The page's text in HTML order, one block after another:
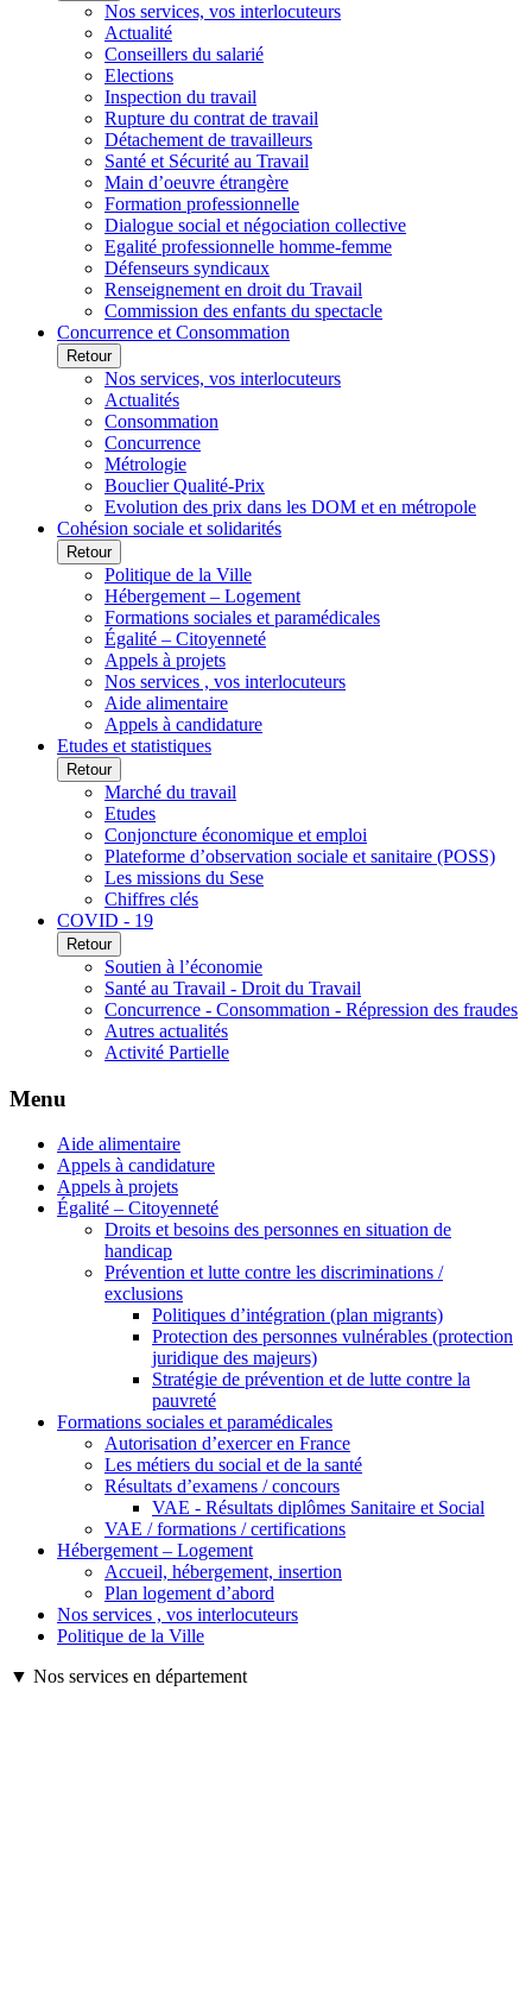
Nos services, vos interlocuteurs
Actualité
Conseillers du salarié
Elections
Inspection du travail
Rupture du contrat de travail
Détachement de travailleurs
Santé et Sécurité au Travail
Main d’oeuvre étrangère
Formation professionnelle
Dialogue social et négociation collective
Egalité professionnelle homme-femme
Défenseurs syndicaux
Renseignement en droit du Travail
Commission des enfants du spectacle
Concurrence et Consommation
Retour
Nos services, vos interlocuteurs
Actualités
Consommation
Concurrence
Métrologie
Bouclier Qualité-Prix
Evolution des prix dans les DOM et en métropole
Cohésion sociale et solidarités
Retour
Politique de la Ville
Hébergement – Logement
Formations sociales et paramédicales
Égalité – Citoyenneté
Appels à projets
Nos services , vos interlocuteurs
Aide alimentaire
Appels à candidature
Etudes et statistiques
Retour
Marché du travail
Etudes
Conjoncture économique et emploi
Plateforme d’observation sociale et sanitaire (POSS)
Les missions du Sese
Chiffres clés
COVID - 19
Retour
Soutien à l’économie
Santé au Travail - Droit du Travail
Concurrence - Consommation - Répression des fraudes
Autres actualités
Activité Partielle
Menu
Aide alimentaire
Appels à candidature
Appels à projets
Égalité – Citoyenneté
Droits et besoins des personnes en situation de
handicap
Prévention et lutte contre les discriminations /
exclusions
Politiques d’intégration (plan migrants)
Protection des personnes vulnérables (protection
juridique des majeurs)
Stratégie de prévention et de lutte contre la
pauvreté
Formations sociales et paramédicales
Autorisation d’exercer en France
Les métiers du social et de la santé
Résultats d’examens / concours
VAE - Résultats diplômes Sanitaire et Social
VAE / formations / certifications
Hébergement – Logement
Accueil, hébergement, insertion
Plan logement d’abord
Nos services , vos interlocuteurs
Politique de la Ville
▼ Nos services en département